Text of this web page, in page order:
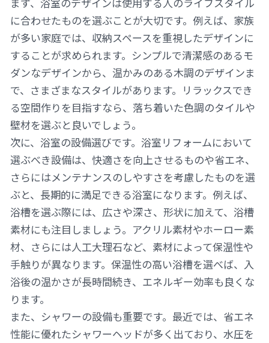
に合わせたものを選ぶことが大切です。例えば、家族
が多い家庭では、収納スペースを重視したデザインに
することが求められます。シンプルで清潔感のあるモ
ダンなデザインから、温かみのある木調のデザインま
で、さまざまなスタイルがあります。リラックスでき
る空間作りを目指すなら、落ち着いた色調のタイルや
壁材を選ぶと良いでしょう。
次に、浴室の設備選びです。浴室リフォームにおいて
選ぶべき設備は、快適さを向上させるものや省エネ、
さらにはメンテナンスのしやすさを考慮したものを選
ぶと、長期的に満足できる浴室になります。例えば、
浴槽を選ぶ際には、広さや深さ、形状に加えて、浴槽
素材にも注目しましょう。アクリル素材やホーロー素
材、さらには人工大理石など、素材によって保温性や
手触りが異なります。保温性の高い浴槽を選べば、入
浴後の温かさが長時間続き、エネルギー効率も良くな
ります。
また、シャワーの設備も重要です。最近では、省エネ
性能に優れたシャワーヘッドが多く出ており、水圧を